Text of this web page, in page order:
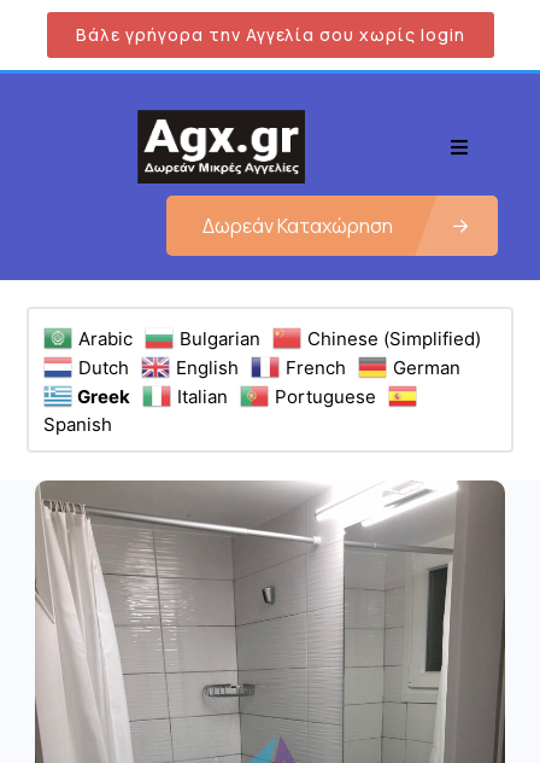
Βάλε γρήγορα την Αγγελία σου χωρίς login
Δωρεάν Καταχώρηση
Arabic Bulgarian
Chinese (Simplified)
Dutch
English French
German
Greek
Italian
Portuguese
Spanish